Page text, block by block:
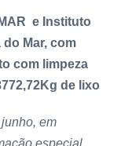
e Instituto
do Mar, com
com limpeza
de lixo
em
especial.